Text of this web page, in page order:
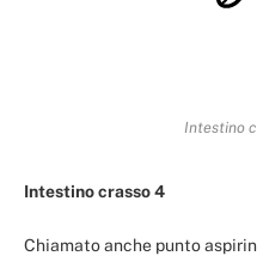
Intestino
Intestino crasso 4
Chiamato anche punto